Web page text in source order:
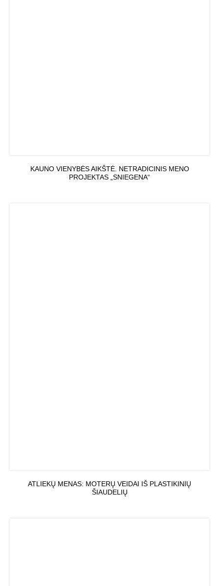
KAUNO VIENYBĖS AIKŠTĖ. NETRADICINIS MENO
PROJEKTAS „SNIEGENA“
ATLIEKŲ MENAS: MOTERŲ VEIDAI IŠ PLASTIKINIŲ
ŠIAUDELIŲ